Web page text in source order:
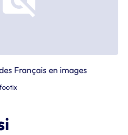
Français en images